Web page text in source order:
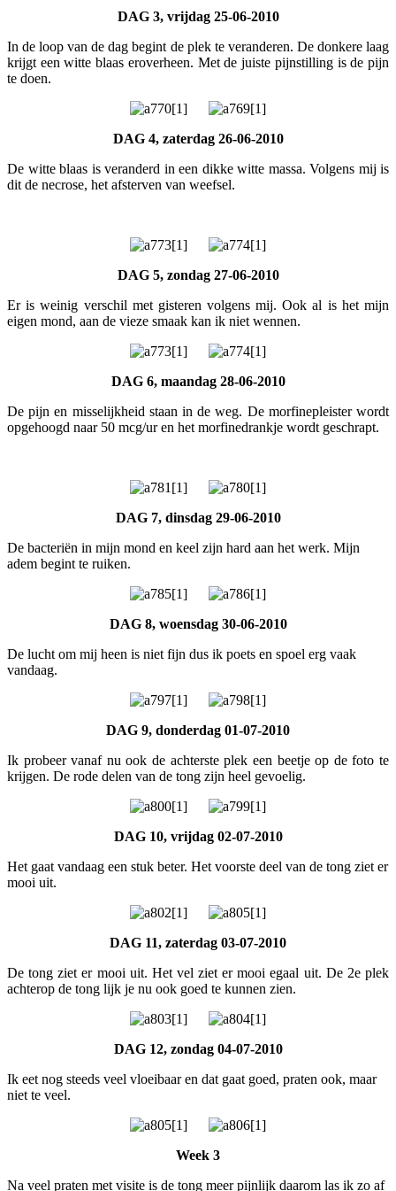
DAG 3, vrijdag 25-06-2010
In de loop van de dag begint de plek te veranderen. De donkere laag
krijgt een witte blaas eroverheen. Met de juiste pijnstilling is de pijn
te doen.
DAG 4, zaterdag 26-06-2010
De witte blaas is veranderd in een dikke witte massa. Volgens mij is
dit de necrose, het afsterven van weefsel.
DAG 5, zondag 27-06-2010
Er is weinig verschil met gisteren volgens mij. Ook al is het mijn
eigen mond, aan de vieze smaak kan ik niet wennen.
DAG 6, maandag 28-06-2010
De pijn en misselijkheid staan in de weg. De morfinepleister wordt
opgehoogd naar 50 mcg/ur en het morfinedrankje wordt geschrapt.
DAG 7, dinsdag 29-06-2010
De bacteriën in mijn mond en keel zijn hard aan het werk. Mijn
adem begint te ruiken.
DAG 8, woensdag 30-06-2010
De lucht om mij heen is niet fijn dus ik poets en spoel erg vaak
vandaag.
DAG 9, donderdag 01-07-2010
Ik probeer vanaf nu ook de achterste plek een beetje op de foto te
krijgen. De rode delen van de tong zijn heel gevoelig.
DAG 10, vrijdag 02-07-2010
Het gaat vandaag een stuk beter. Het voorste deel van de tong ziet er
mooi uit.
DAG 11, zaterdag 03-07-2010
De tong ziet er mooi uit. Het vel ziet er mooi egaal uit. De 2e plek
achterop de tong lijk je nu ook goed te kunnen zien.
DAG 12, zondag 04-07-2010
Ik eet nog steeds veel vloeibaar en dat gaat goed, praten ook, maar
niet te veel.
Week 3
Na veel praten met visite is de tong meer pijnlijk daarom las ik zo af